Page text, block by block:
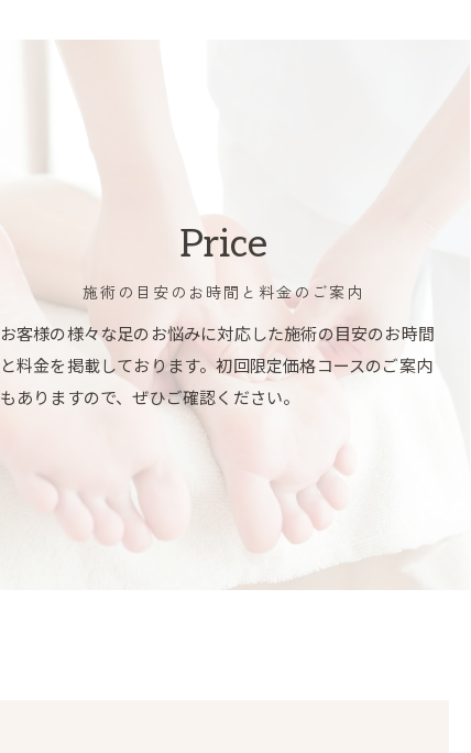
Price
施術の目安のお時間と料金のご案内
お客様の様々な足のお悩みに対応した施術の目安のお時間
と料金を掲載しております。初回限定価格コースのご案内
もありますので、ぜひご確認ください。